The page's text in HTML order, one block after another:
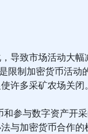
导致市场活动大幅
限制加密货币活动
许多采矿农场关闭。
参与数字资产开
与加密货币合作的